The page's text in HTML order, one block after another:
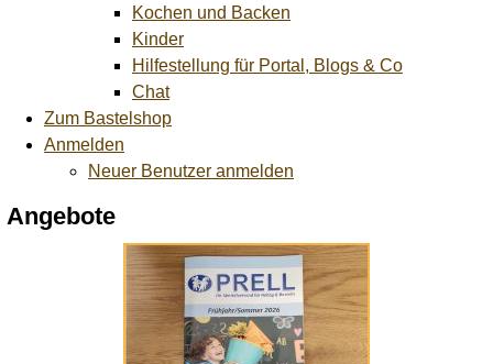
Kochen und Backen
Kinder
Hilfestellung für Portal, Blogs & Co
Chat
Zum Bastelshop
Anmelden
Neuer Benutzer anmelden
Angebote